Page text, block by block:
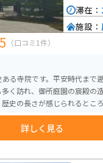
5 （口コミ1件）
る寺院です。平安時代まで
く訪れ、御所庭園の宸殿の
史の長さが感じられるとこ
春は左近の桜や右近の橘が
詳しく見る
滞在：
施設：